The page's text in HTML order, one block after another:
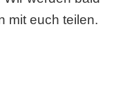
mit euch teilen.